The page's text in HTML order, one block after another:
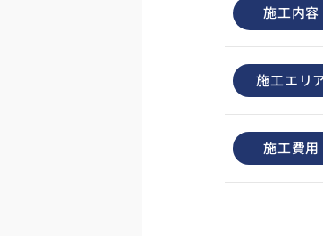
施工内容
施工エリ
施工費用